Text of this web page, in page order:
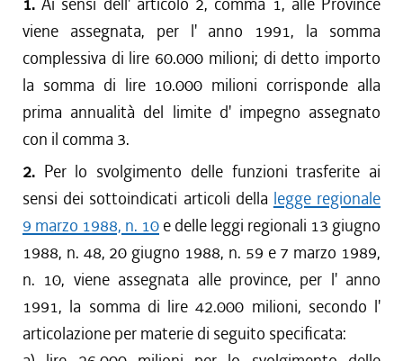
viene assegnata, per l' anno 1991, la somma
complessiva di lire 60.000 milioni; di detto importo
la somma di lire 10.000 milioni corrisponde alla
prima annualità del limite d' impegno assegnato
con il comma 3.
2. Per lo svolgimento delle funzioni trasferite ai
sensi dei sottoindicati articoli della legge regionale
9 marzo 1988, n. 10 e delle leggi regionali 13 giugno
1988, n. 48, 20 giugno 1988, n. 59 e 7 marzo 1989,
n. 10, viene assegnata alle province, per l' anno
1991, la somma di lire 42.000 milioni, secondo l'
articolazione per materie di seguito specificata: